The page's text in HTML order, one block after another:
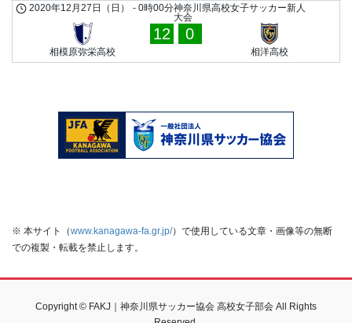
神奈川県高校女子サッカー新人
大会
2020年12月27日（日） - 0時00分
相模原弥栄高校
12 0
相洋高校
※ 本サイト（www.kanagawa-fa.gr.jp/）で使用している文章・画像等の無断
での複製・転載を禁止します。
Copyright © FAKJ｜神奈川県サッカー協会 高校女子部会 All Rights